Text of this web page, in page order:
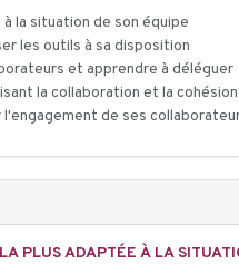
la situation de son équipe
les outils à sa disposition
et apprendre à déléguer
la collaboration et la cohésion
de ses
PLUS ADAPTÉE À LA